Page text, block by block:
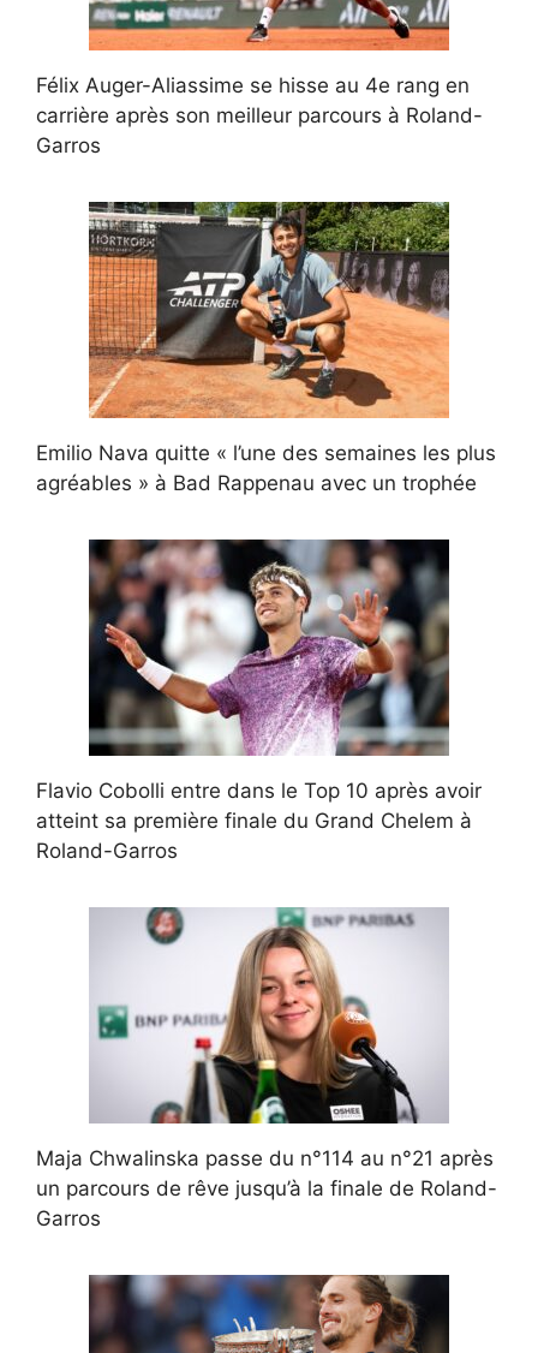
Félix Auger-Aliassime se hisse au 4e rang en
carrière après son meilleur parcours à Roland-
Garros
Emilio Nava quitte « l’une des semaines les plus
agréables » à Bad Rappenau avec un trophée
Flavio Cobolli entre dans le Top 10 après avoir
atteint sa première finale du Grand Chelem à
Roland-Garros
Maja Chwalinska passe du n°114 au n°21 après
un parcours de rêve jusqu’à la finale de Roland-
Garros